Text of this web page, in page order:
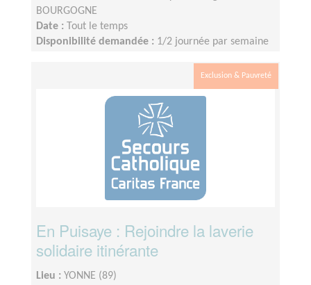
BOURGOGNE
Date :
Tout le temps
Disponibilité demandée : 1/2 journée par semaine
Exclusion & Pauvreté
En Puisaye : Rejoindre la laverie
solidaire itinérante
Lieu : YONNE (89)